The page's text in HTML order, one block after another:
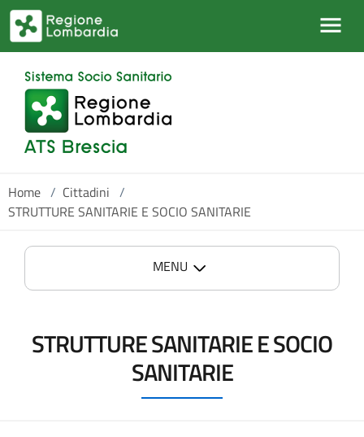
Salta al contenuto principale
Home / Cittadini /
STRUTTURE SANITARIE E SOCIO SANITARIE
MENU
STRUTTURE SANITARIE E SOCIO
SANITARIE